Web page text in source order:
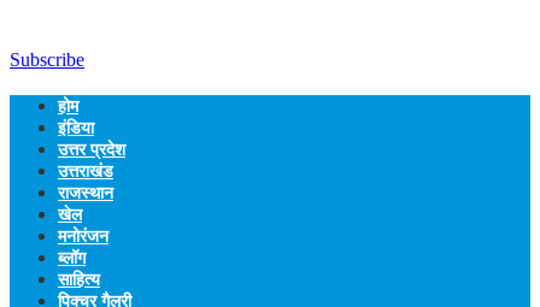
Subscribe
होम
इंडिया
उत्तर प्रदेश
उत्तराखंड
राजस्थान
खेल
मनोरंजन
ब्लॉग
साहित्य
पिक्चर गैलरी